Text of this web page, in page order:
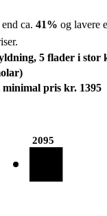
ca. 41% og lavere
5 flader i stor
minimal pris kr. 1395
2095